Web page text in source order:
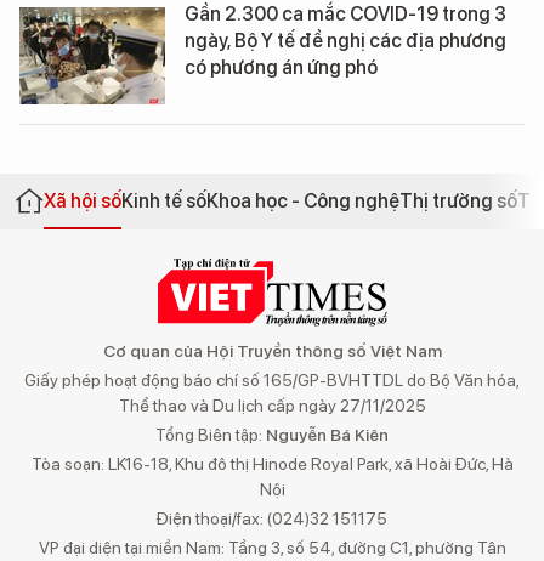
Gần 2.300 ca mắc COVID-19 trong 3
ngày, Bộ Y tế đề nghị các địa phương
có phương án ứng phó
Xã hội sốKinh tế sốKhoa học - Công nghệThị trường số
Cơ quan của Hội Truyền thông số Việt Nam
Giấy phép hoạt động báo chí số 165/GP-BVHTTDL do Bộ Văn hóa,
Thể thao và Du lịch cấp ngày 27/11/2025
Tổng Biên tập: Nguyễn Bá Kiên
Tòa soạn: LK16-18, Khu đô thị Hinode Royal Park, xã Hoài Đức, Hà
Nội
Điện thoại/fax: (024)32 151175
VP đại diện tại miền Nam: Tầng 3, số 54, đường C1, phường Tân